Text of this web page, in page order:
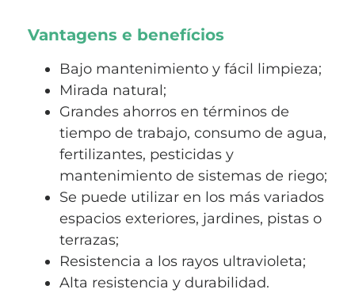
Vantagens e benefícios
Bajo mantenimiento y fácil limpieza;
Mirada natural;
Grandes ahorros en términos de
tiempo de trabajo, consumo de agua,
fertilizantes, pesticidas y
mantenimiento de sistemas de riego;
Se puede utilizar en los más variados
espacios exteriores, jardines, pistas o
terrazas;
Resistencia a los rayos ultravioleta;
Alta resistencia y durabilidad.